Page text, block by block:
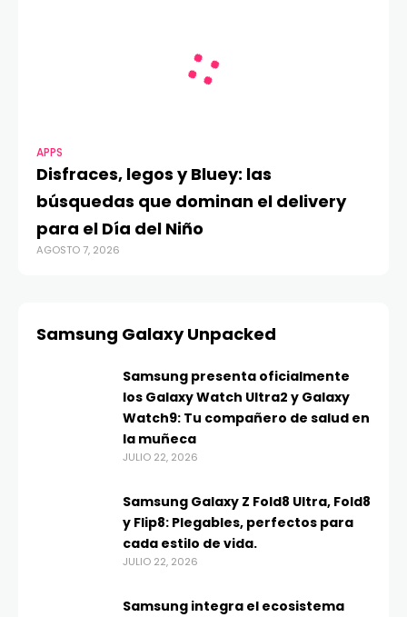
APPS
Disfraces, legos y Bluey: las
búsquedas que dominan el delivery
para el Día del Niño
AGOSTO 7, 2026
Samsung Galaxy Unpacked
Samsung presenta oficialmente
los Galaxy Watch Ultra2 y Galaxy
Watch9: Tu compañero de salud en
la muñeca
JULIO 22, 2026
Samsung Galaxy Z Fold8 Ultra, Fold8
y Flip8: Plegables, perfectos para
cada estilo de vida.
JULIO 22, 2026
Samsung integra el ecosistema